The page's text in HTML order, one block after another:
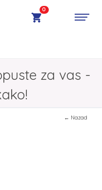
0
za vas -
← Nazad